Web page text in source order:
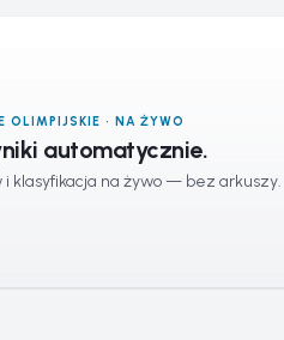
OLIMPIJSKIE · NA ŻYWO
automatycznie.
i klasyfikacja na żywo — bez arkuszy.